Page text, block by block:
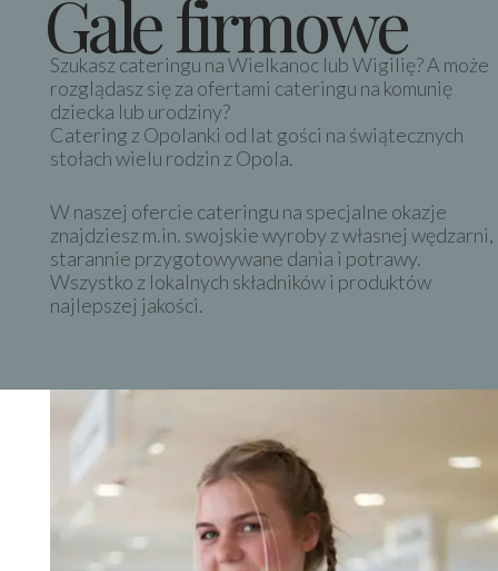
Gale firmowe
Szukasz cateringu na Wielkanoc lub Wigilię? A może
rozglądasz się za ofertami cateringu na komunię
dziecka lub urodziny?
Catering z Opolanki od lat gości na świątecznych
stołach wielu rodzin z Opola.
W naszej ofercie cateringu na specjalne okazje
znajdziesz m.in. swojskie wyroby z własnej wędzarni,
starannie przygotowywane dania i potrawy.
Wszystko z lokalnych składników i produktów
najlepszej jakości.